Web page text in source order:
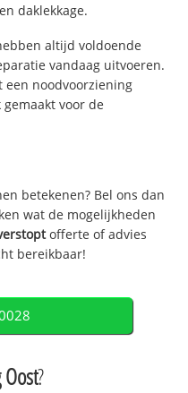
daklekkage.
altijd voldoende
vandaag uitvoeren.
een noodvoorziening
voor de
betekenen? Bel ons dan
wat de mogelijkheden
offerte of advies
bereikbaar!
?